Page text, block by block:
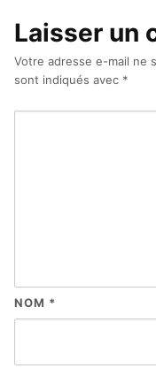
Laisser un
Votre adresse e-mail ne
sont indiqués avec *
NOM *